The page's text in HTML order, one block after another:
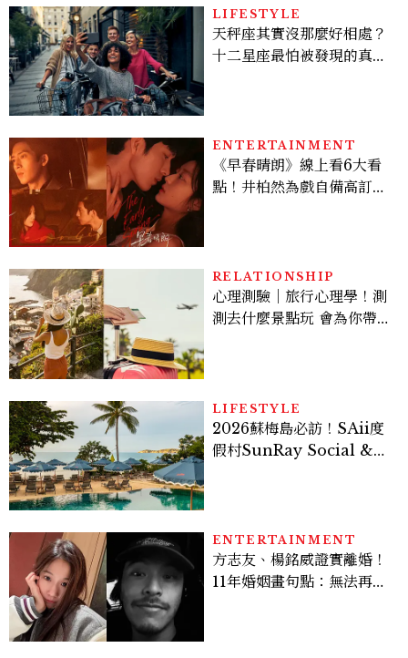
LIFESTYLE
天秤座其實沒那麼好相處？
十二星座最怕被發現的真實
ENTERTAINMENT
《早春晴朗》線上看6大看
點！井柏然為戲自備高訂，
RELATIONSHIP
心理測驗｜旅行心理學！測
測去什麼景點玩 會為你帶來
LIFESTYLE
2026蘇梅島必訪！SAii度
假村SunRay Social &
ENTERTAINMENT
方志友、楊銘威證實離婚！
11年婚姻畫句點：無法再做